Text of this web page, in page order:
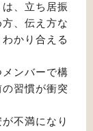
、立ち居振
、伝え方な
かり合える
ンバーで構
習慣が衝突
不満になり